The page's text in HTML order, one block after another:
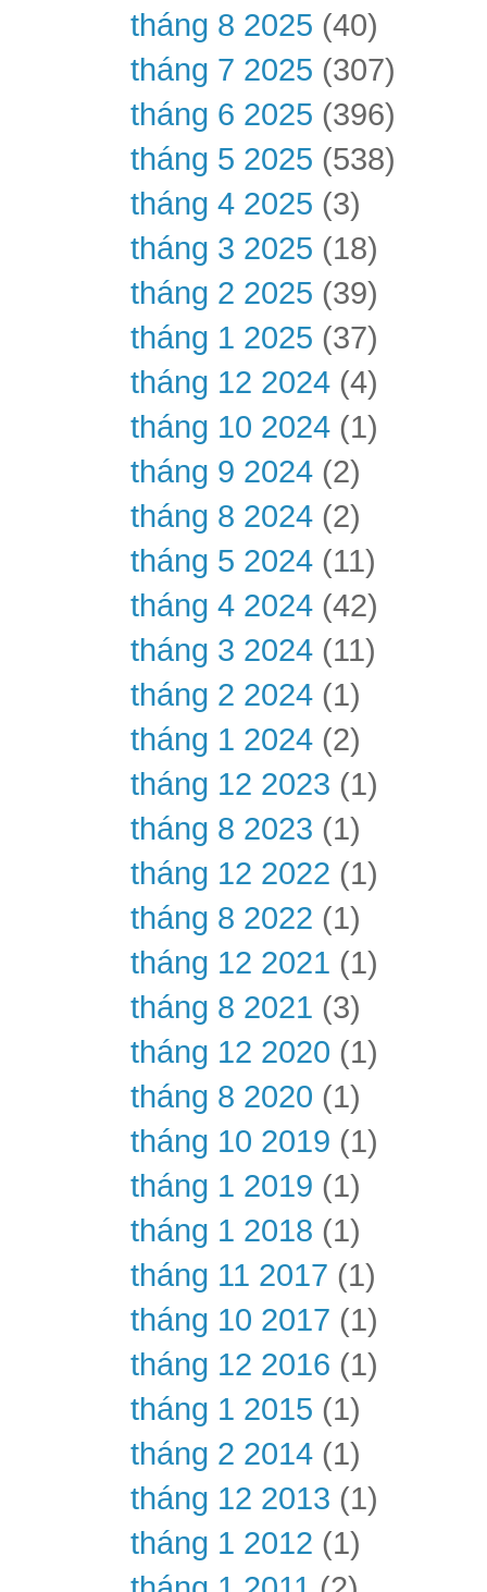
tháng 8 2025 (40)
tháng 7 2025 (307)
tháng 6 2025 (396)
tháng 5 2025 (538)
tháng 4 2025 (3)
tháng 3 2025 (18)
tháng 2 2025 (39)
tháng 1 2025 (37)
tháng 12 2024 (4)
tháng 10 2024 (1)
tháng 9 2024 (2)
tháng 8 2024 (2)
tháng 5 2024 (11)
tháng 4 2024 (42)
tháng 3 2024 (11)
tháng 2 2024 (1)
tháng 1 2024 (2)
tháng 12 2023 (1)
tháng 8 2023 (1)
tháng 12 2022 (1)
tháng 8 2022 (1)
tháng 12 2021 (1)
tháng 8 2021 (3)
tháng 12 2020 (1)
tháng 8 2020 (1)
tháng 10 2019 (1)
tháng 1 2019 (1)
tháng 1 2018 (1)
tháng 11 2017 (1)
tháng 10 2017 (1)
tháng 12 2016 (1)
tháng 1 2015 (1)
tháng 2 2014 (1)
tháng 12 2013 (1)
tháng 1 2012 (1)